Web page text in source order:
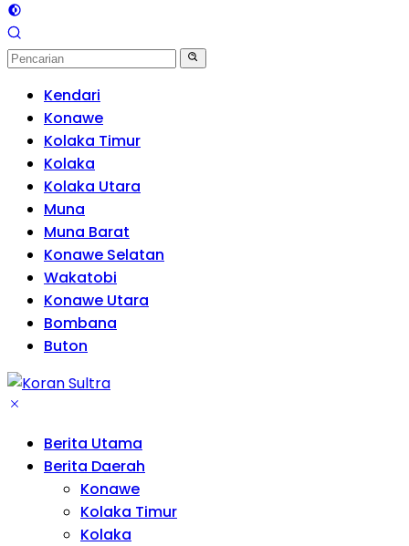
Kendari
Konawe
Kolaka Timur
Kolaka
Kolaka Utara
Muna
Muna Barat
Konawe Selatan
Wakatobi
Konawe Utara
Bombana
Buton
Berita Utama
Berita Daerah
Konawe
Kolaka Timur
Kolaka